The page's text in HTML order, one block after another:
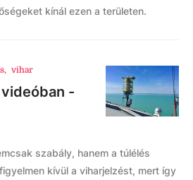
kínál ezen a területen.
, vihar
-
szabály, hanem a túlélés
kívül a viharjelzést, mert így